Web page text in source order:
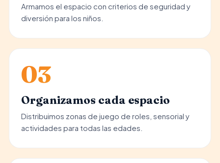
Armamos el espacio con criterios de seguridad y
diversión para los niños.
03
Organizamos cada espacio
Distribuimos zonas de juego de roles, sensorial y
actividades para todas las edades.